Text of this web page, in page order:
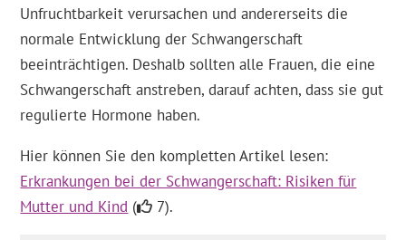
Unfruchtbarkeit verursachen und andererseits die
normale Entwicklung der Schwangerschaft
beeinträchtigen. Deshalb sollten alle Frauen, die eine
Schwangerschaft anstreben, darauf achten, dass sie gut
regulierte Hormone haben.
Hier können Sie den kompletten Artikel lesen:
Erkrankungen bei der Schwangerschaft: Risiken für
Mutter und Kind ( 7).